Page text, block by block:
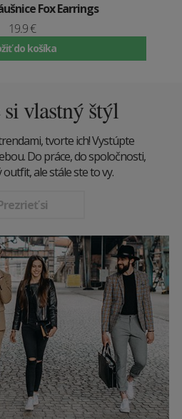
Fox Earrings
19.9 €
do košíka
vlastný štýl
tvorte ich! Vystúpte
Do práce, do spoločnosti,
ale stále ste to vy.
si